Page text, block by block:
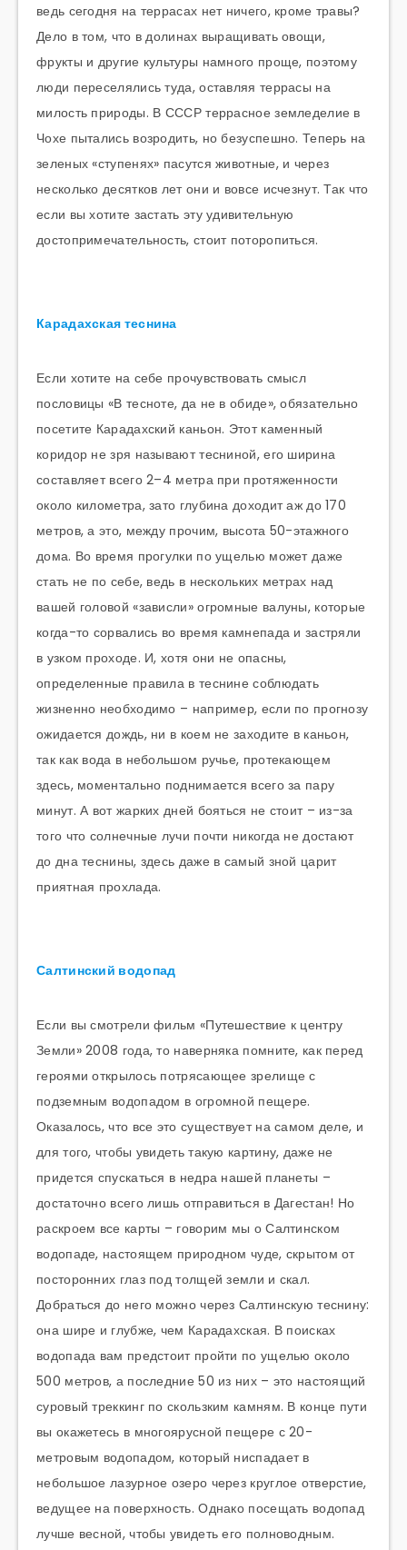
ведь сегодня на террасах нет ничего, кроме травы?
Дело в том, что в долинах выращивать овощи,
фрукты и другие культуры намного проще, поэтому
люди переселялись туда, оставляя террасы на
милость природы. В СССР террасное земледелие в
Чохе пытались возродить, но безуспешно. Теперь на
зеленых «ступенях» пасутся животные, и через
несколько десятков лет они и вовсе исчезнут. Так что
если вы хотите застать эту удивительную
достопримечательность, стоит поторопиться.
Карадахская теснина
Если хотите на себе прочувствовать смысл
пословицы «В тесноте, да не в обиде», обязательно
посетите Карадахский каньон. Этот каменный
коридор не зря называют тесниной, его ширина
составляет всего 2–4 метра при протяженности
около километра, зато глубина доходит аж до 170
метров, а это, между прочим, высота 50-этажного
дома. Во время прогулки по ущелью может даже
стать не по себе, ведь в нескольких метрах над
вашей головой «зависли» огромные валуны, которые
когда-то сорвались во время камнепада и застряли
в узком проходе. И, хотя они не опасны,
определенные правила в теснине соблюдать
жизненно необходимо – например, если по прогнозу
ожидается дождь, ни в коем не заходите в каньон,
так как вода в небольшом ручье, протекающем
здесь, моментально поднимается всего за пару
минут. А вот жарких дней бояться не стоит – из-за
того что солнечные лучи почти никогда не достают
до дна теснины, здесь даже в самый зной царит
приятная прохлада.
Салтинский водопад
Если вы смотрели фильм «Путешествие к центру
Земли» 2008 года, то наверняка помните, как перед
героями открылось потрясающее зрелище с
подземным водопадом в огромной пещере.
Оказалось, что все это существует на самом деле, и
для того, чтобы увидеть такую картину, даже не
придется спускаться в недра нашей планеты –
достаточно всего лишь отправиться в Дагестан! Но
раскроем все карты – говорим мы о Салтинском
водопаде, настоящем природном чуде, скрытом от
посторонних глаз под толщей земли и скал.
Добраться до него можно через Салтинскую теснину:
она шире и глубже, чем Карадахская. В поисках
водопада вам предстоит пройти по ущелью около
500 метров, а последние 50 из них – это настоящий
суровый треккинг по скользким камням. В конце пути
вы окажетесь в многоярусной пещере с 20-
метровым водопадом, который ниспадает в
небольшое лазурное озеро через круглое отверстие,
ведущее на поверхность. Однако посещать водопад
лучше весной, чтобы увидеть его полноводным.